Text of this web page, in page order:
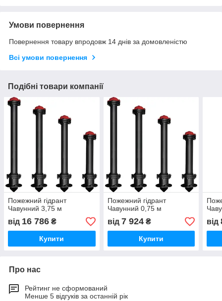
Умови повернення
Повернення товару впродовж 14 днів за домовленістю
Всі умови повернення
Подібні товари компанії
Пожежний гідрант
Чавунний 3,75 м
від 16 786 ₴
Купити
Пожежний гідрант
Чавунний 0,75 м
від 7 924₴
Купити
від
Про нас
Рейтинг не сформований
Менше 5 відгуків за останній рік